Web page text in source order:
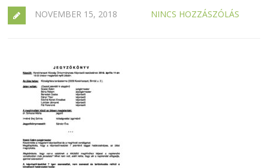
NOVEMBER 15, 2018 NINCS HOZZÁSZÓLÁS